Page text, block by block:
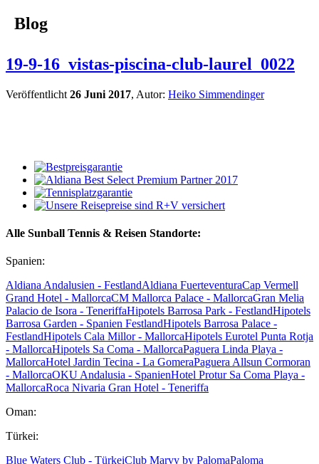
Blog
19-9-16_vistas-piscina-club-laurel_0022
Veröffentlicht 26 Juni 2017, Autor: Heiko Simmendinger
Alle Sunball Tennis & Reisen Standorte:
Spanien:
Aldiana Andalusien - FestlandAldiana FuerteventuraCap Vermell
Grand Hotel - MallorcaCM Mallorca Palace - MallorcaGran Melia
Palacio de Isora - TeneriffaHipotels Barrosa Park - FestlandHipotels
Barrosa Garden - Spanien FestlandHipotels Barrosa Palace -
FestlandHipotels Cala Millor - MallorcaHipotels Eurotel Punta Rotja
- MallorcaHipotels Sa Coma - MallorcaPaguera Linda Playa -
MallorcaHotel Jardin Tecina - La GomeraPaguera Allsun Cormoran
- MallorcaOKU Andalusia - SpanienHotel Protur Sa Coma Playa -
MallorcaRoca Nivaria Gran Hotel - Teneriffa
Oman:
Türkei:
Blue Waters Club - TürkeiClub Marvy by PalomaPaloma